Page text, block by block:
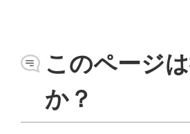
このページ
か？